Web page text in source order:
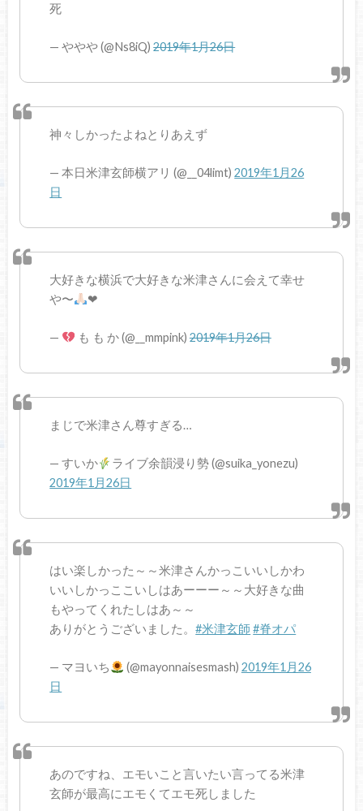
死
— ややや (@Ns8iQ)2019年1月26日
神々しかったよねとりあえず
— 本日米津玄師横アリ (@__04limt)2019年1月26
日
大好きな横浜で大好きな米津さんに会えて幸せ
や〜
❤︎
— も も か (@__mmpink)2019年1月26日
まじで米津さん尊すぎる…
— すいか
ライブ余韻浸り勢 (@suika_yonezu)
2019年1月26日
はい楽しかった～～米津さんかっこいいしかわ
いいしかっここいしはあーーー～～大好きな曲
もやってくれたしはあ～～
ありがとうございました。#米津玄師 #脊オパ
— マヨいち (@mayonnaisesmash) 2019年1月26
日
あのですね、エモいこと言いたい言ってる米津
玄師が最高にエモくてエモ死しました